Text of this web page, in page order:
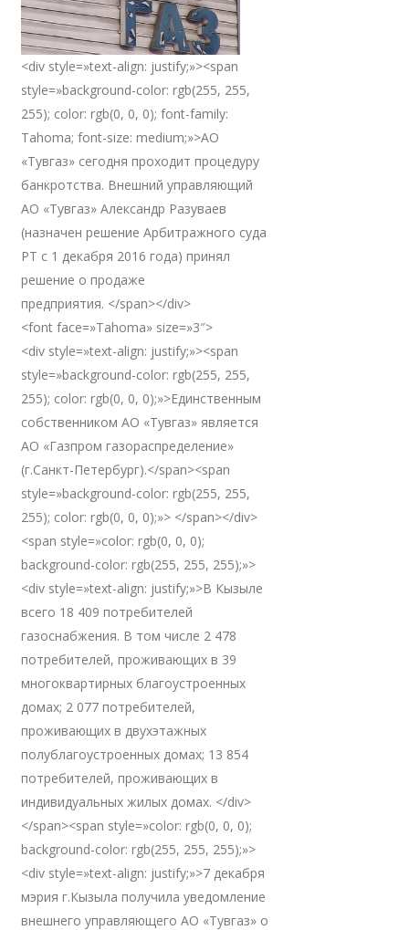
<div style=»text-align: justify;»><span
style=»background-color: rgb(255, 255,
255); color: rgb(0, 0, 0); font-family:
Tahoma; font-size: medium;»>АО
«Тувгаз» сегодня проходит процедуру
банкротства. Внешний управляющий
АО «Тувгаз» Александр Разуваев
(назначен решение Арбитражного суда
РТ с 1 декабря 2016 года) принял
решение о продаже
предприятия. </span></div>
<font face=»Tahoma» size=»3″>
<div style=»text-align: justify;»><span
style=»background-color: rgb(255, 255,
255); color: rgb(0, 0, 0);»>Единственным
собственником АО «Тувгаз» является
АО «Газпром газораспределение»
(г.Санкт-Петербург).</span><span
style=»background-color: rgb(255, 255,
255); color: rgb(0, 0, 0);»> </span></div>
<span style=»color: rgb(0, 0, 0);
background-color: rgb(255, 255, 255);»>
<div style=»text-align: justify;»>В Кызыле
всего 18 409 потребителей
газоснабжения. В том числе 2 478
потребителей, проживающих в 39
многоквартирных благоустроенных
домах; 2 077 потребителей,
проживающих в двухэтажных
полублагоустроенных домах; 13 854
потребителей, проживающих в
индивидуальных жилых домах. </div>
</span><span style=»color: rgb(0, 0, 0);
background-color: rgb(255, 255, 255);»>
<div style=»text-align: justify;»>7 декабря
мэрия г.Кызыла получила уведомление
внешнего управляющего АО «Тувгаз» о